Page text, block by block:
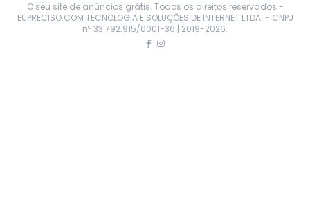
O seu site de anúncios grátis. Todos os direitos reservados -
EUPRECISO.COM TECNOLOGIA E SOLUÇÕES DE INTERNET LTDA. - CNPJ
nº 33.792.915/0001-36 | 2019-2026.